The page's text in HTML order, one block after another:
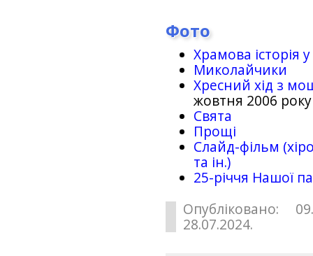
Фото
Храмова історія
Миколайчики
Хресний хід з
жовтня 2006 року
Свята
Прощі
Слайд-фільм
та ін.)
25-рiччя Нашої
Опубліковано:
28.07.2024.